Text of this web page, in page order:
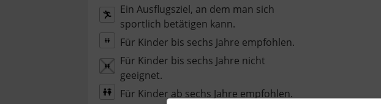
Ein Ausflugsziel, an dem man sich
sportlich betätigen kann.
Für Kinder bis sechs Jahre empfohlen.
Für Kinder bis sechs Jahre nicht
geeignet.
Für Kinder ab sechs Jahre empfohlen.